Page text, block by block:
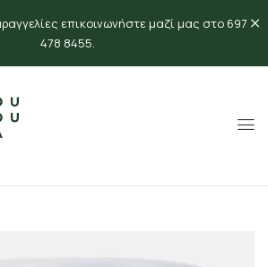
επικοινωνήστε μαζί μας στο 697
478 8455.